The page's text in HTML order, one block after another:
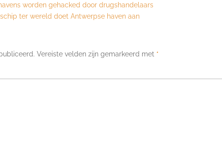
worden gehacked door drugshandelaars
ter wereld doet Antwerpse haven aan
Vereiste velden zijn gemarkeerd met *